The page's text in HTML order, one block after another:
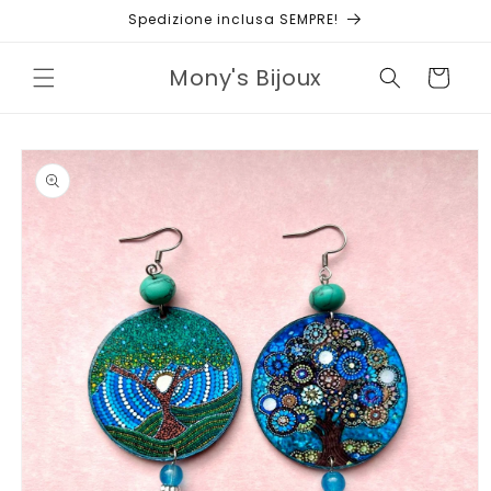
Spedizione inclusa SEMPRE!
Mony's Bijoux Carrello
Passa alle
informazioni
sul prodotto